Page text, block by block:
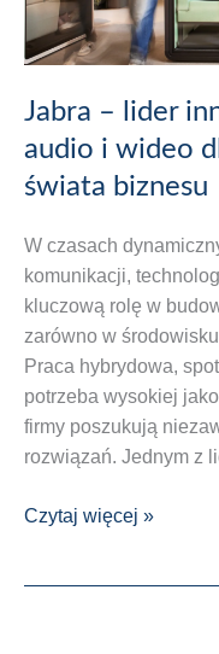
Jabra – lider
audio i wideo
świata biznesu
W czasach
komunikacji,
kluczową rolę w
zarówno w
Praca hybrydowa,
potrzeba wysokiej
firmy poszukują
rozwiązań. Jednym z
Jabra
Czytaj więcej »